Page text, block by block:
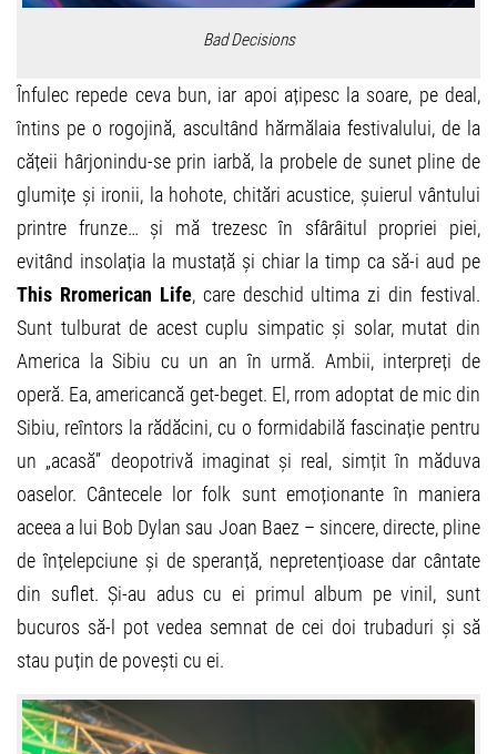
Bad Decisions
Înfulec repede ceva bun, iar apoi ațipesc la soare, pe deal,
întins pe o rogojină, ascultând hărmălaia festivalului, de la
cățeii hârjonindu-se prin iarbă, la probele de sunet pline de
glumițe și ironii, la hohote, chitări acustice, șuierul vântului
printre frunze… și mă trezesc în sfârâitul propriei piei,
evitând insolația la mustață și chiar la timp ca să-i aud pe
This Rromerican Life, care deschid ultima zi din festival.
Sunt tulburat de acest cuplu simpatic și solar, mutat din
America la Sibiu cu un an în urmă. Ambii, interpreți de
operă. Ea, americancă get-beget. El, rrom adoptat de mic din
Sibiu, reîntors la rădăcini, cu o formidabilă fascinație pentru
un „acasă” deopotrivă imaginat și real, simțit în măduva
oaselor. Cântecele lor folk sunt emoționante în maniera
aceea a lui Bob Dylan sau Joan Baez – sincere, directe, pline
de înțelepciune și de speranță, nepretențioase dar cântate
din suflet. Și-au adus cu ei primul album pe vinil, sunt
bucuros să-l pot vedea semnat de cei doi trubaduri și să
stau puțin de povești cu ei.